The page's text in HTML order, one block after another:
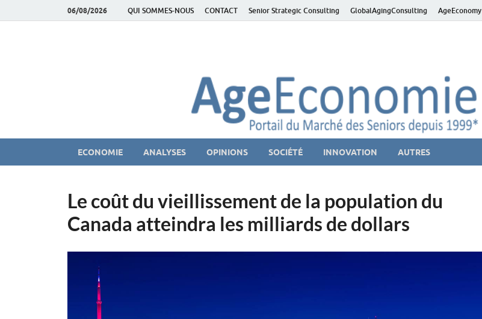
06/08/2026 QUI SOMMES-NOUS CONTACT Senior Strategic Consulting GlobalAgingConsulting AgeEconomy
ECONOMIE ANALYSES OPINIONS SOCIÉTÉ INNOVATION AUTRES
Le coût du vieillissement de la population du
Canada atteindra les milliards de dollars